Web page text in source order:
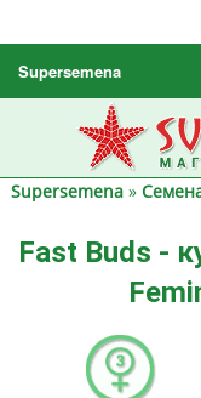
Supersemena
Семена конопли
Другие товары
Supersemena »
Fast Buds -